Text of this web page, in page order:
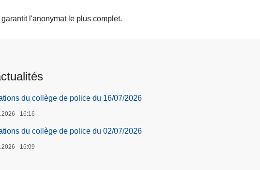
l'anonymat le plus complet.
du collège de police du 16/07/2026
- 16:16
du collège de police du 02/07/2026
- 16:09